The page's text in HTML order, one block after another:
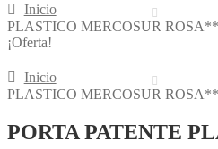
Inicio
PLASTICO MERCOSUR ROSA**
¡Oferta!
Inicio
PLASTICO MERCOSUR ROSA**
PORTA PATENTE